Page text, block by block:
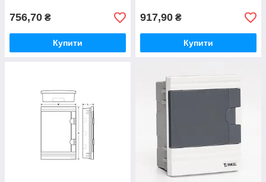
756,70 ₴
Купити
917,90 ₴
Купити